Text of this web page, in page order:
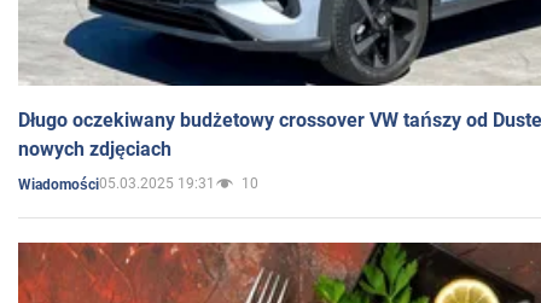
Długo oczekiwany budżetowy crossover VW tańszy od
nowych zdjęciach
Wiadomości05.03.2025 19:31 10